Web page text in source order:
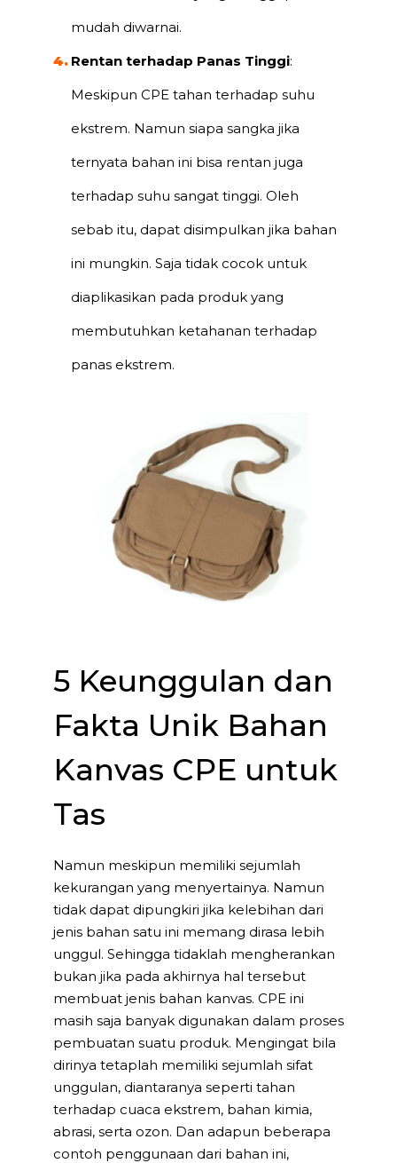
mudah diwarnai.
Rentan terhadap Panas Tinggi:
Meskipun CPE tahan terhadap suhu
ekstrem. Namun siapa sangka jika
ternyata bahan ini bisa rentan juga
terhadap suhu sangat tinggi. Oleh
sebab itu, dapat disimpulkan jika bahan
ini mungkin. Saja tidak cocok untuk
diaplikasikan pada produk yang
membutuhkan ketahanan terhadap
panas ekstrem.
5 Keunggulan dan
Fakta Unik Bahan
Kanvas CPE untuk
Tas
Namun meskipun memiliki sejumlah
kekurangan yang menyertainya. Namun
tidak dapat dipungkiri jika kelebihan dari
jenis bahan satu ini memang dirasa lebih
unggul. Sehingga tidaklah mengherankan
bukan jika pada akhirnya hal tersebut
membuat jenis bahan kanvas. CPE ini
masih saja banyak digunakan dalam proses
pembuatan suatu produk. Mengingat bila
dirinya tetaplah memiliki sejumlah sifat
unggulan, diantaranya seperti tahan
terhadap cuaca ekstrem, bahan kimia,
abrasi, serta ozon. Dan adapun beberapa
contoh penggunaan dari bahan ini,